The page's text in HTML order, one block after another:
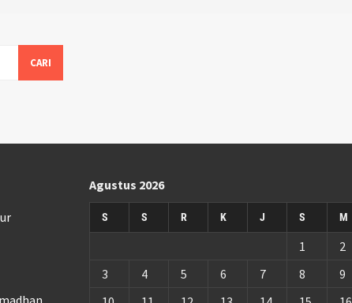
Agustus 2026
S S R K J S M
1
2
3
4 5 6 7 8
9